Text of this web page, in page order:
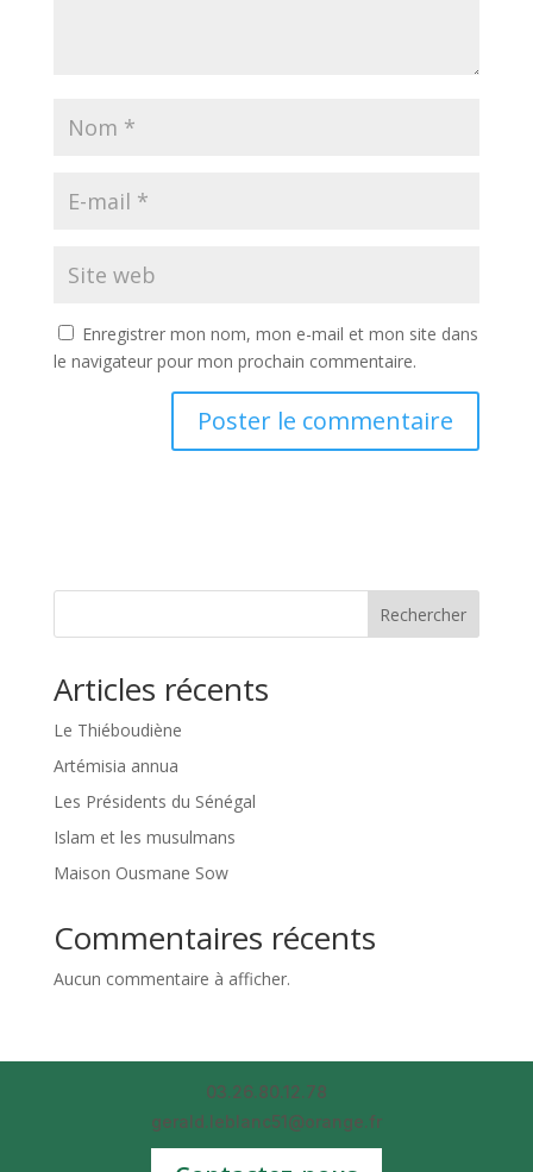
Enregistrer mon nom, mon e-mail et mon site dans
le navigateur pour mon prochain commentaire.
Rechercher
Articles récents
Le Thiéboudiène
Artémisia annua
Les Présidents du Sénégal
Islam et les musulmans
Maison Ousmane Sow
Commentaires récents
Aucun commentaire à afficher.
03.26.80.12.78
gerald.leblanc51@orange.fr